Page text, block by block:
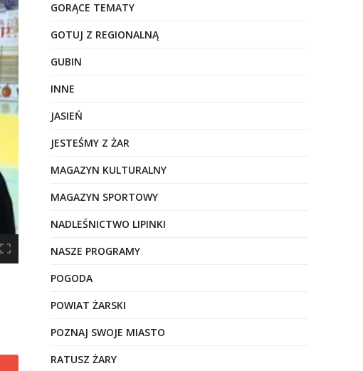
GORĄCE TEMATY
GOTUJ Z REGIONALNĄ
GUBIN
INNE
JASIEŃ
JESTEŚMY Z ŻAR
MAGAZYN KULTURALNY
MAGAZYN SPORTOWY
NADLEŚNICTWO LIPINKI
NASZE PROGRAMY
POGODA
POWIAT ŻARSKI
POZNAJ SWOJE MIASTO
RATUSZ ŻARY